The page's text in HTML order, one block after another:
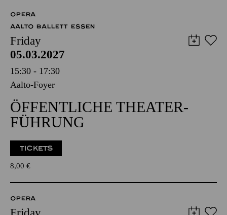
OPERA
AALTO BALLETT ESSEN
Friday
05.03.2027
15:30 - 17:30
Aalto-Foyer
ÖFFENTLICHE THEATER­
FÜHRUNG
TICKETS
8,00 €
OPERA